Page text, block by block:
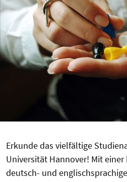
Erkunde das vielfältige
Universität Hannover! Mit
deutsch- und